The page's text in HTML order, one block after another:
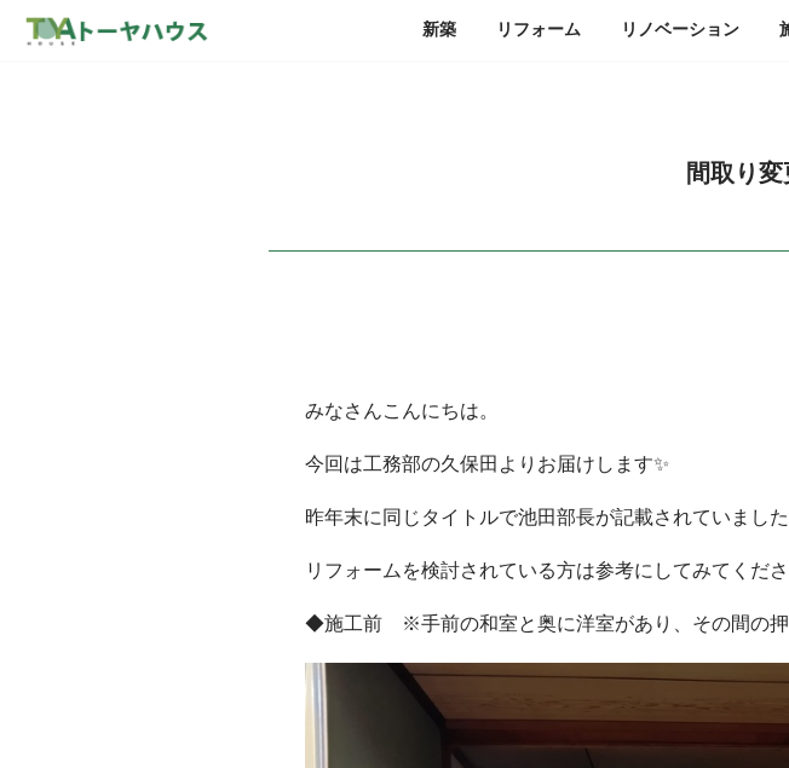
新築 リフォーム リノベーション
間取り
みなさんこんにちは。
今回は工務部の久保田よりお届けします✨
昨年末に同じタイトルで池田部長が記載されていまし
リフォームを検討されている方は参考にしてみてくださ
◆施工前 ※手前の和室と奥に洋室があり、その間の押